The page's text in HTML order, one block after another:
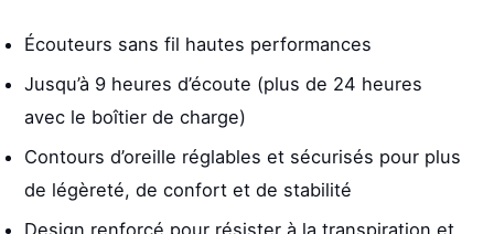
Écouteurs sans fil hautes performances
Jusqu’à 9 heures d’écoute (plus de 24 heures
avec le boîtier de charge)
Contours d’oreille réglables et sécurisés pour plus
de légèreté, de confort et de stabilité
Design renforcé pour résister à la transpiration et